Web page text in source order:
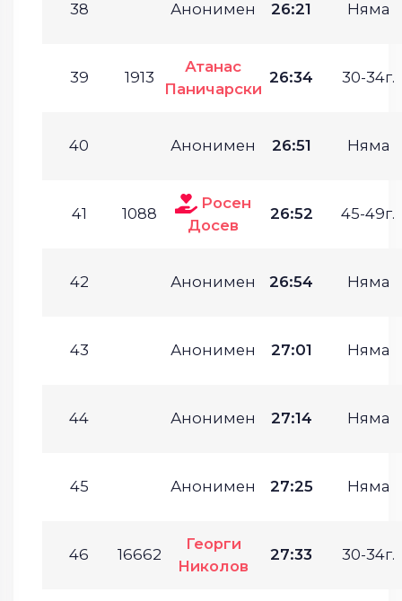
38 Анонимен 26:21 Няма
39 1913
Атанас
Паничарски
26:34 30-34г.
40 Анонимен 26:51 Няма
41 1088
Росен
Досев
26:52 45-49г.
42 Анонимен 26:54 Няма
43 Анонимен 27:01 Няма
44 Анонимен 27:14 Няма
45 Анонимен 27:25 Няма
46 16662
Георги
Николов
27:33 30-34г.